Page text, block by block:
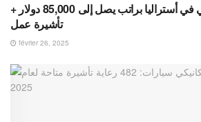
فرصة عمل ميكانيكي في أستراليا براتب يصل إلى 85,000 دولار +
تأشيرة عمل
février 26, 2025